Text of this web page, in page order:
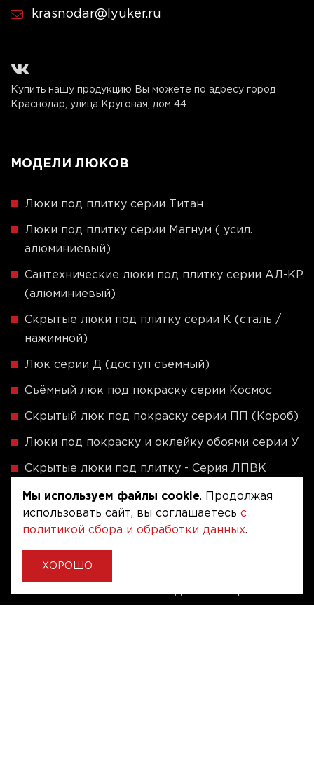
krasnodar@lyuker.ru
Купить нашу продукцию Вы можете по адресу город
Краснодар, улица Круговая, дом 44
МОДЕЛИ ЛЮКОВ
Люки под плитку серии Титан
Люки под плитку серии Магнум ( усил.
алюминиевый)
Сантехнические люки под плитку серии АЛ-КР
(алюминиевый)
Скрытые люки под плитку серии K (сталь /
нажимной)
Люк серии Д (доступ съёмный)
Съёмный люк под покраску серии Космос
Скрытый люк под покраску серии ПП (Короб)
Люки под покраску и оклейку обоями серии У
Скрытые люки под плитку - Серия ЛПВК
Ревизионные люки серии A (сталь / присоска)
Напольные люки серии ФЛЮР
Рассчитать люк по индивидуальным размерам
Мы используем файлы cookie. Продолжая
использовать сайт, вы соглашаетесь с
политикой сбора и обработки данных.
ХОРОШО